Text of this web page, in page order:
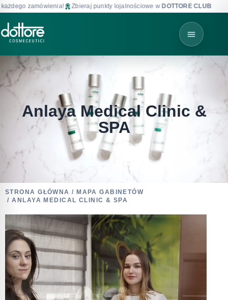
zamówienia! Zbieraj punkty lojalnościowe wDOTTORE CLUB !
Anlaya Medical Clinic &
SPA
STRONA GŁÓWNA / MAPA GABINETÓW
/ ANLAYA MEDICAL CLINIC & SPA